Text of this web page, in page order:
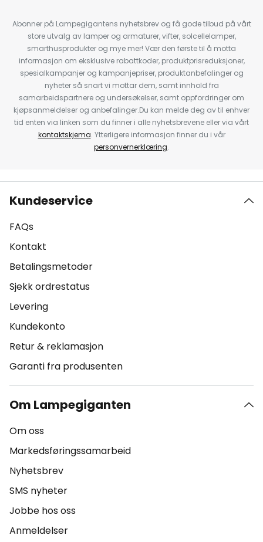
Abonner på Lampegigantens nyhetsbrev og få gode tilbud på vårt
store utvalg av lamper og armaturer, vifter, solcellelamper,
smarthusprodukter og mye mer! Vær den første til å motta
informasjon om eksklusive rabattkoder, produktprisreduksjoner,
spesialkampanjer og kampanjepriser, produktanbefalinger og
nyheter så snart vi mottar dem, samt innhold fra
samarbeidspartnere og undersøkelser, samt oppfordringer om
kjøpsanmeldelser og anbefalinger.Du kan melde deg av til enhver
tid enten via linken som du finner i alle nyhetsbrevene eller via vårt
kontaktskjema. Ytterligere informasjon finner du i vår
personvernerklæring.
Kundeservice
FAQs
Kontakt
Betalingsmetoder
Sjekk ordrestatus
Levering
Kundekonto
Retur & reklamasjon
Garanti fra produsenten
Om Lampegiganten
Om oss
Markedsføringssamarbeid
Nyhetsbrev
SMS nyheter
Jobbe hos oss
Anmeldelser